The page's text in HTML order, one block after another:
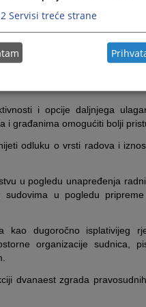
neretvanskog
samouprave Gorana
Konjicu Katarine Drmać i
odgovara potrebama ove
sve navedeno, već je
i opcije daljnjega
građanima omogućiti bolji
odluku o vrsti radova i
u pogledu unapređenja
u pogledu
kao dugoročno isplativijeg
organizacije sudnica,
dvanaest zgrada
2 Servisi treće strane